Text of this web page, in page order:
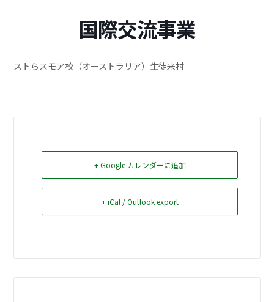
観光・イベント情報
あかいがわ広報
国際交流事業
ストらスモア校（オーストラリア）生徒来村
+ Google カレンダーに追加
+ iCal / Outlook export